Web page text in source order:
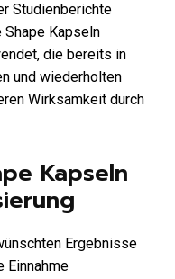
Studienberichte
Kapseln
die bereits in
und wiederholten
Wirksamkeit durch
Kapseln
Ergebnisse
Einnahme